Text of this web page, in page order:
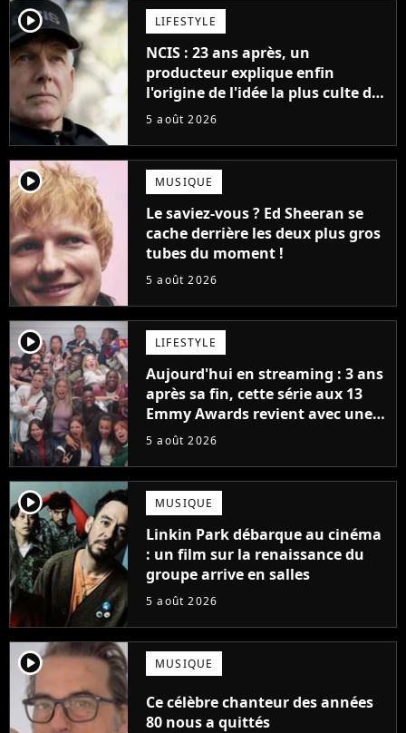
player2 LIFESTYLE
NCIS : 23 ans après, un
producteur explique enfin
l'origine de l'idée la plus culte de
la série (et on ne parle pas du
5 août 2026
player2 MUSIQUE
Le saviez-vous ? Ed Sheeran se
cache derrière les deux plus gros
tubes du moment !
5 août 2026
player2 LIFESTYLE
Aujourd'hui en streaming : 3 ans
après sa fin, cette série aux 13
Emmy Awards revient avec une
suite... totalement différente
5 août 2026
player2 MUSIQUE
Linkin Park débarque au cinéma
: un film sur la renaissance du
groupe arrive en salles
5 août 2026
player2 MUSIQUE
Ce célèbre chanteur des années
80 nous a quittés